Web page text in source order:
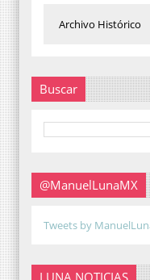
Buscar
@ManuelLunaMX
Tweets by
LUNA NOTICIAS